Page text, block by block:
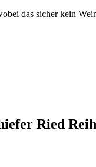
das sicher kein
Ried